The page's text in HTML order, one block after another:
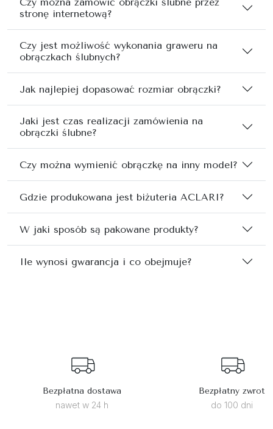
stronę internetową?
Czy jest możliwość wykonania graweru na
obrączkach ślubnych?
Jak najlepiej dopasować rozmiar obrączki?
Jaki jest czas realizacji zamówienia na
obrączki ślubne?
Czy można wymienić obrączkę na inny model?
Gdzie produkowana jest biżuteria ACLARI?
W jaki sposób są pakowane produkty?
Ile wynosi gwarancja i co obejmuje?
Bezpłatna dostawa
nawet w 24 h
Bezpłatny zwrot
do 100 dni